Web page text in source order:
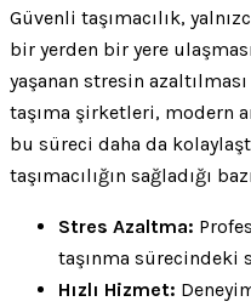
Güvenli taşımacılık,
bir yerden bir yere
yaşanan stresin
taşıma şirketleri, modern
bu süreci daha da
taşımacılığın sağladığı
Stres Azaltma:
taşınma sürecindeki
Hızlı Hizmet: